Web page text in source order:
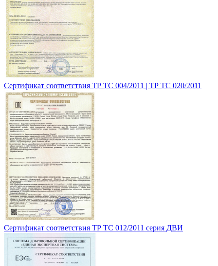
Сертификат соответствия ТР ТС 004/2011 | ТР ТС 020/2011
Сертификат соответствия ТР ТС 012/2011 серия ДВИ